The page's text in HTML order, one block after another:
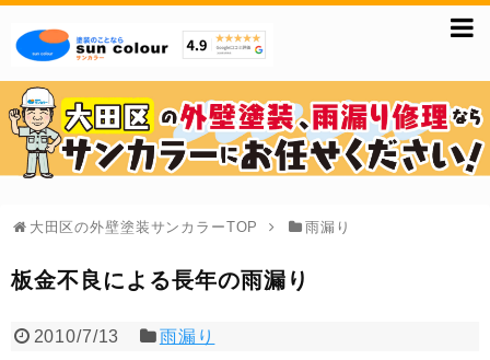
大田区の外壁塗装サンカラーTOP 雨漏り
板金不良による長年の雨漏り
2010/7/13 雨漏り